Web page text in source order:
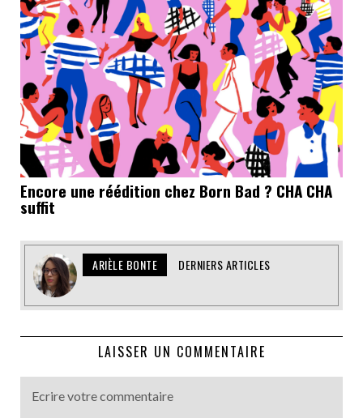
Encore une réédition chez Born Bad ? CHA CHA
suffit
ARIÈLE BONTE DERNIERS ARTICLES
LAISSER UN COMMENTAIRE